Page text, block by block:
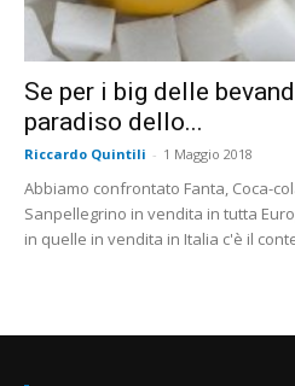
Se per i big delle
paradiso dello...
Riccardo Quintili - 1 Maggio 2018
Abbiamo confrontato Fanta, Coca-
Sanpellegrino in vendita in tutta
in quelle in vendita in Italia c'è il